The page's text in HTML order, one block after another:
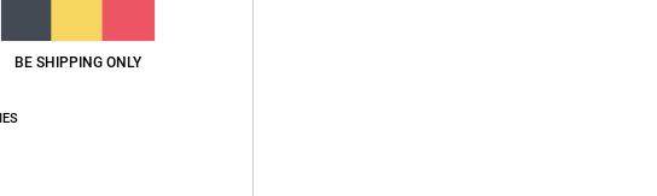
BE SHIPPING ONLY